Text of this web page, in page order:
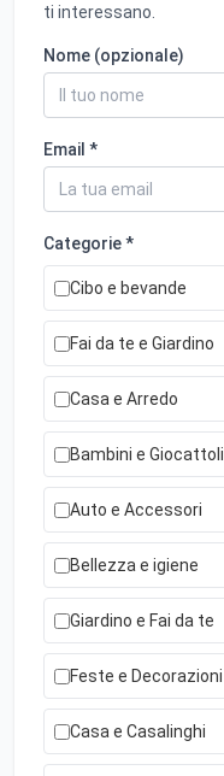
ti interessano.
Nome (opzionale)
Email *
Categorie *
Cibo e bevande
Fai da te e Giardino
Casa e Arredo
Bambini e Giocattoli
Auto e Accessori
Bellezza e igiene
Giardino e Fai da te
Feste e Decorazioni
Casa e Casalinghi